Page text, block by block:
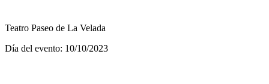
Teatro Paseo de La Velada
Día del evento: 10/10/2023